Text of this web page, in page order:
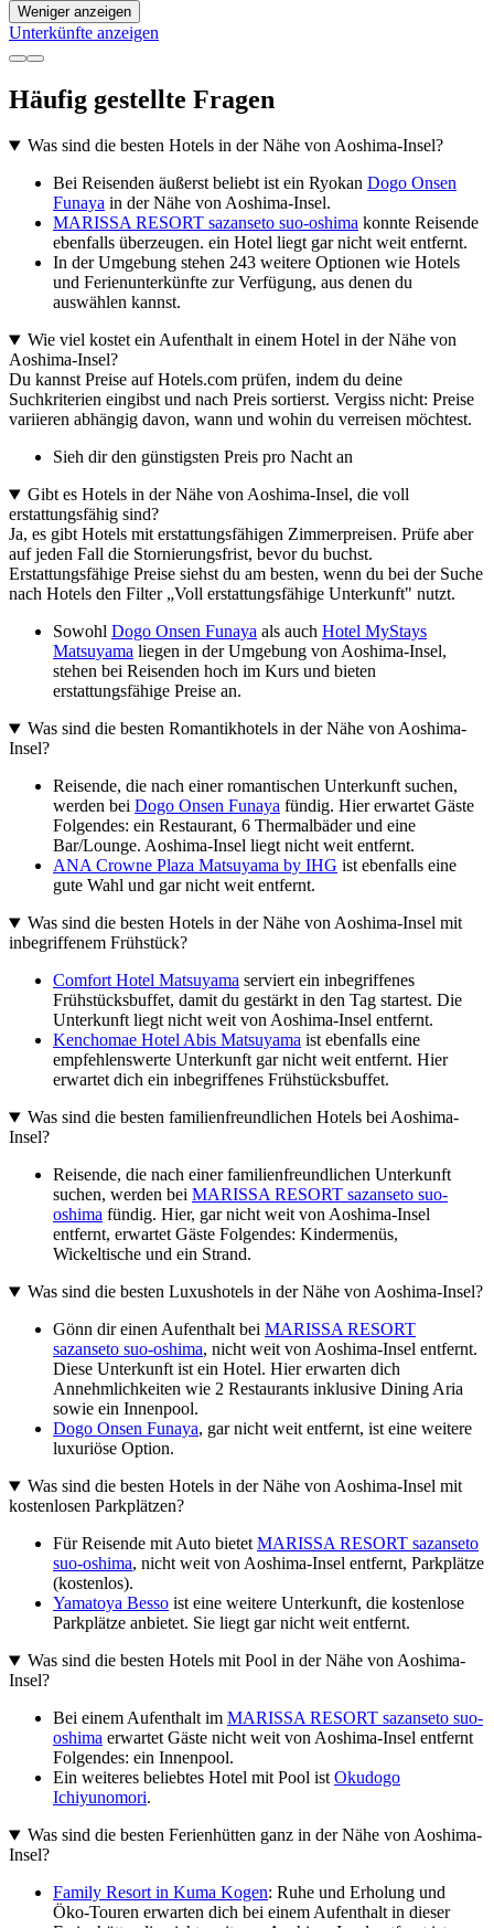
Weniger anzeigen
Unterkünfte anzeigen
Häufig gestellte Fragen
Was sind die besten Hotels in der Nähe von Aoshima-Insel?
Bei Reisenden äußerst beliebt ist ein Ryokan Dogo Onsen
Funaya in der Nähe von Aoshima-Insel.
MARISSA RESORT sazanseto suo-oshima konnte Reisende
ebenfalls überzeugen. ein Hotel liegt gar nicht weit entfernt.
In der Umgebung stehen 243 weitere Optionen wie Hotels
und Ferienunterkünfte zur Verfügung, aus denen du
auswählen kannst.
Wie viel kostet ein Aufenthalt in einem Hotel in der Nähe von
Aoshima-Insel?
Du kannst Preise auf Hotels.com prüfen, indem du deine
Suchkriterien eingibst und nach Preis sortierst. Vergiss nicht: Preise
variieren abhängig davon, wann und wohin du verreisen möchtest.
Sieh dir den günstigsten Preis pro Nacht an
Gibt es Hotels in der Nähe von Aoshima-Insel, die voll
erstattungsfähig sind?
Ja, es gibt Hotels mit erstattungsfähigen Zimmerpreisen. Prüfe aber
auf jeden Fall die Stornierungsfrist, bevor du buchst.
Erstattungsfähige Preise siehst du am besten, wenn du bei der Suche
nach Hotels den Filter „Voll erstattungsfähige Unterkunft" nutzt.
Sowohl Dogo Onsen Funaya als auch Hotel MyStays
Matsuyama liegen in der Umgebung von Aoshima-Insel,
stehen bei Reisenden hoch im Kurs und bieten
erstattungsfähige Preise an.
Was sind die besten Romantikhotels in der Nähe von Aoshima-
Insel?
Reisende, die nach einer romantischen Unterkunft suchen,
werden bei Dogo Onsen Funaya fündig. Hier erwartet Gäste
Folgendes: ein Restaurant, 6 Thermalbäder und eine
Bar/Lounge. Aoshima-Insel liegt nicht weit entfernt.
ANA Crowne Plaza Matsuyama by IHG ist ebenfalls eine
gute Wahl und gar nicht weit entfernt.
Was sind die besten Hotels in der Nähe von Aoshima-Insel mit
inbegriffenem Frühstück?
Comfort Hotel Matsuyama serviert ein inbegriffenes
Frühstücksbuffet, damit du gestärkt in den Tag startest. Die
Unterkunft liegt nicht weit von Aoshima-Insel entfernt.
Kenchomae Hotel Abis Matsuyama ist ebenfalls eine
empfehlenswerte Unterkunft gar nicht weit entfernt. Hier
erwartet dich ein inbegriffenes Frühstücksbuffet.
Was sind die besten familienfreundlichen Hotels bei Aoshima-
Insel?
Reisende, die nach einer familienfreundlichen Unterkunft
suchen, werden bei MARISSA RESORT sazanseto suo-
oshima fündig. Hier, gar nicht weit von Aoshima-Insel
entfernt, erwartet Gäste Folgendes: Kindermenüs,
Wickeltische und ein Strand.
Was sind die besten Luxushotels in der Nähe von Aoshima-Insel?
Gönn dir einen Aufenthalt bei MARISSA RESORT
sazanseto suo-oshima, nicht weit von Aoshima-Insel entfernt.
Diese Unterkunft ist ein Hotel. Hier erwarten dich
Annehmlichkeiten wie 2 Restaurants inklusive Dining Aria
sowie ein Innenpool.
Dogo Onsen Funaya, gar nicht weit entfernt, ist eine weitere
luxuriöse Option.
Was sind die besten Hotels in der Nähe von Aoshima-Insel mit
kostenlosen Parkplätzen?
Für Reisende mit Auto bietetMARISSA RESORT sazanseto
suo-oshima, nicht weit von Aoshima-Insel entfernt, Parkplätze
(kostenlos).
Yamatoya Besso ist eine weitere Unterkunft, die kostenlose
Parkplätze anbietet. Sie liegt gar nicht weit entfernt.
Was sind die besten Hotels mit Pool in der Nähe von Aoshima-
Insel?
Bei einem Aufenthalt im MARISSA RESORT sazanseto suo-
oshima erwartet Gäste nicht weit von Aoshima-Insel entfernt
Folgendes: ein Innenpool.
Ein weiteres beliebtes Hotel mit Pool istOkudogo
Ichiyunomori.
Was sind die besten Ferienhütten ganz in der Nähe von Aoshima-
Insel?
Family Resort in Kuma Kogen: Ruhe und Erholung und
Öko-Touren erwarten dich bei einem Aufenthalt in dieser